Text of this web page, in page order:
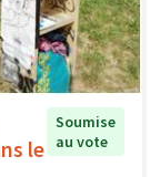
le
Soumise
au vote